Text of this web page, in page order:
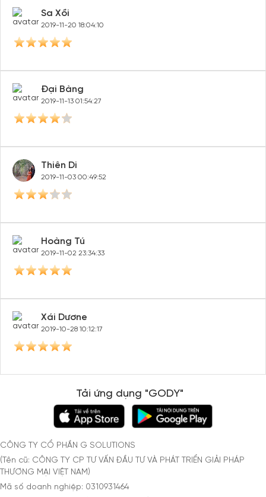
Sa Xồi
2019-11-20 18:04:10
Đại Bàng
2019-11-13 01:54:27
Thiên Di
2019-11-03 00:49:52
Hoàng Tú
2019-11-02 23:34:33
Xái Dươne
2019-10-28 10:12:17
Tải ứng dụng "GODY"
CÔNG TY CỔ PHẦN G SOLUTIONS
(Tên cũ: CÔNG TY CP TƯ VẤN ĐẦU TƯ VÀ PHÁT TRIỂN GIẢI PHÁP
THƯƠNG MẠI VIỆT NAM)
Mã số doanh nghiệp: 0310931464